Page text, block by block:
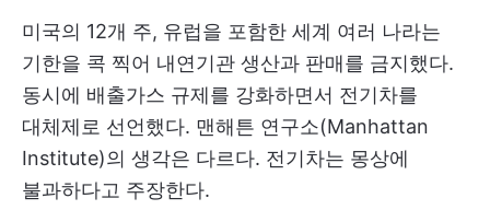
미국의 12개 주, 유럽을 포함한 세계 여러 나라는
기한을 콕 찍어 내연기관 생산과 판매를 금지했다.
동시에 배출가스 규제를 강화하면서 전기차를
대체제로 선언했다. 맨해튼 연구소(Manhattan
Institute)의 생각은 다르다. 전기차는 몽상에
불과하다고 주장한다.